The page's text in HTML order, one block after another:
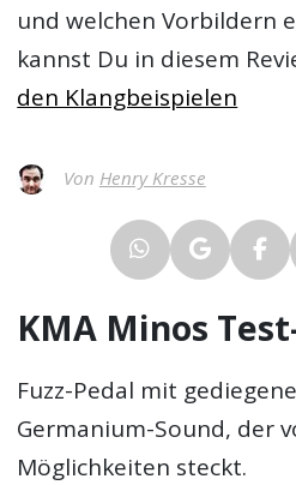
und welchen Vorbildern
kannst Du in diesem
den Klangbeispielen
Von Henry Kresse
KMA Minos
Fuzz-Pedal mit
Germanium-Sound, der
Möglichkeiten steckt.